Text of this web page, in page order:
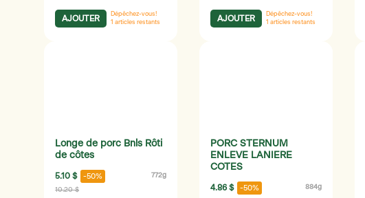
AJOUTER
Dépêchez-vous!
1 articles restants AJOUTER
Dépêchez-vous!
1 articles restants
Longe de porc Bnls Rôti
de côtes
5.10 $ -50% 772g
10.20 $
PORC STERNUM
ENLEVE LANIERE
COTES
4.86 $ -50% 884g